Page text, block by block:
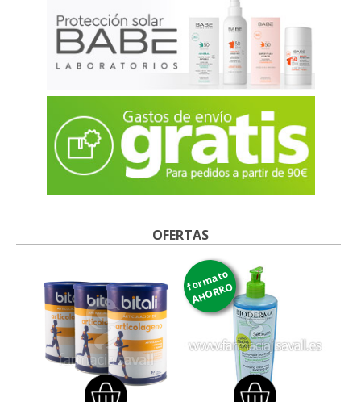
OFERTAS
formato
AHORRO